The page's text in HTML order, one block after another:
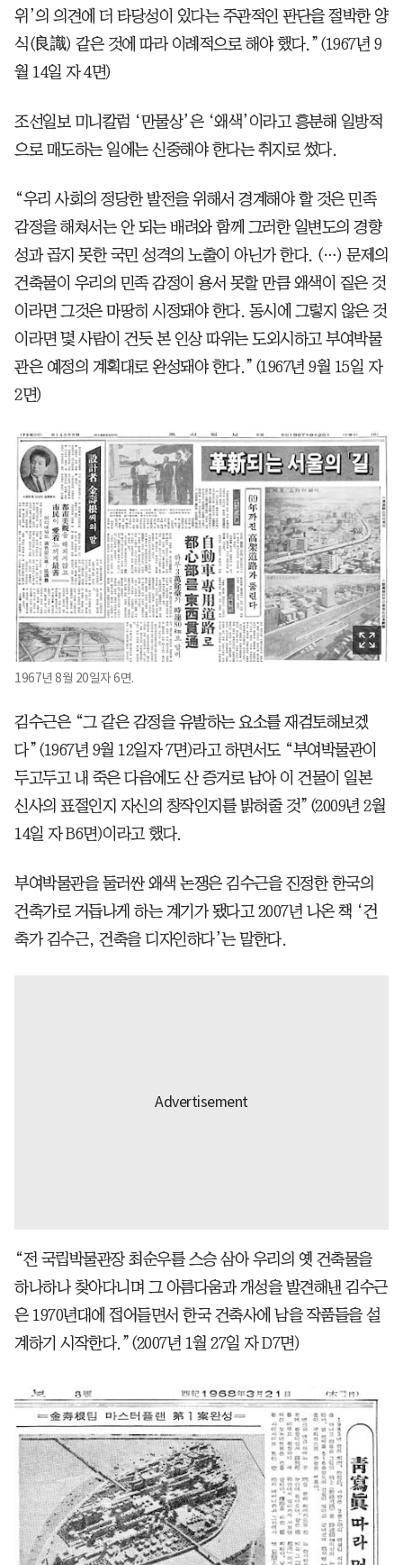
위’의 의견에 더 타당성이 있다는 주관적인 판단을 절박한 양
식(良識) 같은 것에 따라 이례적으로 해야 했다.”(1967년 9
월 14일 자 4면)
조선일보 미니칼럼 ‘만물상’은 ‘왜색’이라고 흥분해 일방적
으로 매도하는 일에는 신중해야 한다는 취지로 썼다.
“우리 사회의 정당한 발전을 위해서 경계해야 할 것은 민족
감정을 해쳐서는 안 되는 배려와 함께 그러한 일변도의 경향
성과 곱지 못한 국민 성격의 노출이 아닌가 한다. (…) 문제의
건축물이 우리의 민족 감정이 용서 못할 만큼 왜색이 짙은 것
이라면 그것은 마땅히 시정돼야 한다. 동시에 그렇지 않은 것
이라면 몇 사람이 건듯 본 인상 따위는 도외시하고 부여박물
관은 예정의 계획대로 완성돼야 한다.”(1967년 9월 15일 자
2면)
1967년 8월 20일자 6면.
김수근은 “그 같은 감정을 유발하는 요소를 재검토해보겠
다”(1967년 9월 12일자 7면)라고 하면서도 “부여박물관이
두고두고 내 죽은 다음에도 산 증거로 남아 이 건물이 일본
신사의 표절인지 자신의 창작인지를 밝혀줄 것”(2009년 2월
14일 자 B6면)이라고 했다.
부여박물관을 둘러싼 왜색 논쟁은 김수근을 진정한 한국의
건축가로 거듭나게 하는 계기가 됐다고 2007년 나온 책 ‘건
축가 김수근, 건축을 디자인하다’는 말한다.
“전 국립박물관장 최순우를 스승 삼아 우리의 옛 건축물을
하나하나 찾아다니며 그 아름다움과 개성을 발견해낸 김수근
은 1970년대에 접어들면서 한국 건축사에 남을 작품들을 설
계하기 시작한다.”(2007년 1월 27일 자 D7면)